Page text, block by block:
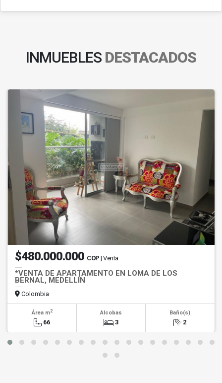
INMUEBLES DESTACADOS
$480.000.000 COP | Venta
*VENTA DE APARTAMENTO EN LOMA DE LOS
BERNAL, MEDELLÍN
Colombia
Área m2
66
Alcobas
3
Baño(s)
2